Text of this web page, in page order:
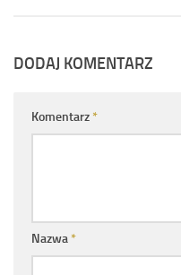
DODAJ KOMENTARZ
Komentarz*
Nazwa*